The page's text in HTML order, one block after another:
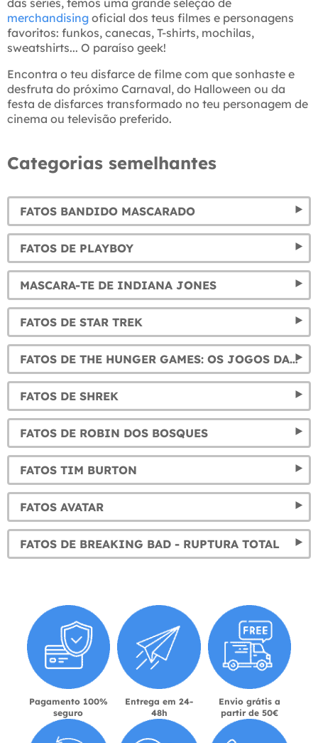
das séries, temos uma grande seleção de
merchandising oficial dos teus filmes e personagens
favoritos: funkos, canecas, T-shirts, mochilas,
sweatshirts... O paraíso geek!
Encontra o teu disfarce de filme com que sonhaste e
desfruta do próximo Carnaval, do Halloween ou da
festa de disfarces transformado no teu personagem de
cinema ou televisão preferido.
Categorias semelhantes
FATOS BANDIDO MASCARADO
FATOS DE PLAYBOY
MASCARA-TE DE INDIANA JONES
FATOS DE STAR TREK
FATOS DE THE HUNGER GAMES: OS JOGOS DA FOME
FATOS DE SHREK
FATOS DE ROBIN DOS BOSQUES
FATOS TIM BURTON
FATOS AVATAR
FATOS DE BREAKING BAD - RUPTURA TOTAL
Pagamento 100%
seguro
Entrega em 24-
48h
Envio grátis a
partir de 50€